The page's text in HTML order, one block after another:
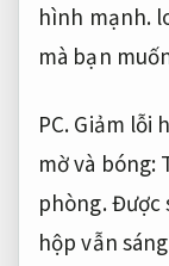
hình mạnh.
mà bạn
PC.Giảm lỗi
mờ và bóng:
phòng.Được
hộp vẫn